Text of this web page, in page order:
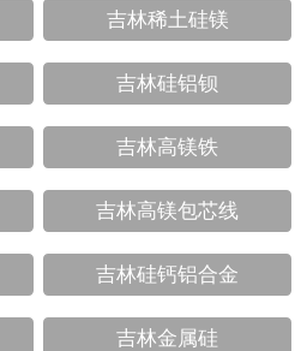
吉林稀土硅镁
吉林硅铝钡
吉林高镁铁
吉林高镁包芯线
吉林硅钙铝合金
吉林金属硅